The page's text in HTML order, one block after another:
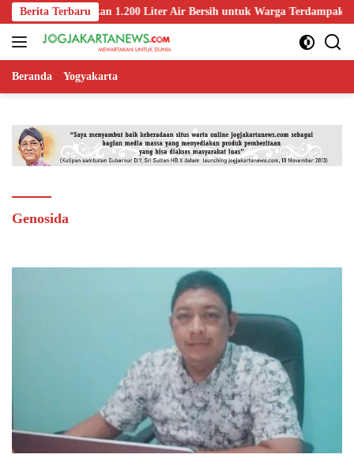
Langsung
ke
konten
Berita Terbaru
Salurkan 1.200 Liter Air Bersih untuk Warga Terdampak
Beranda Yogyakarta
Genosida